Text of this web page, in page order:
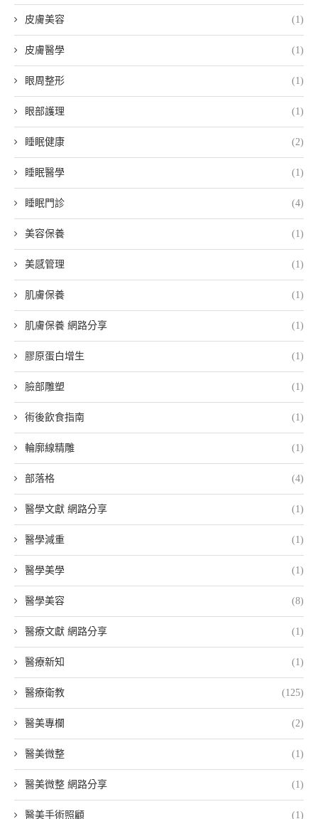
皮膚美容 (1)
皮膚醫學 (1)
眼周整形 (1)
眼部護理 (1)
睡眠健康 (2)
睡眠醫學 (1)
睡眠門診 (4)
美容保養 (1)
美感管理 (1)
肌膚保養 (1)
肌膚保養 網路分享 (1)
膠原蛋白增生 (1)
臉部雕塑 (1)
術後飲食指南 (1)
輪廓線精雕 (1)
部落格 (4)
醫學文獻 網路分享 (1)
醫學減重 (1)
醫學美學 (1)
醫學美容 (8)
醫療文獻 網路分享 (1)
醫療新知 (1)
醫療衛教 (125)
醫美專欄 (2)
醫美微整 (1)
醫美微整 網路分享 (1)
醫美手術照顧 (1)